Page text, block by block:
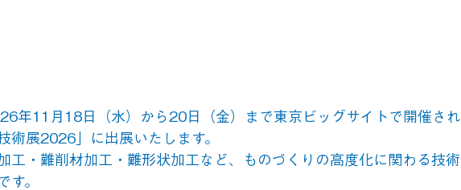
年11月18日（水）から20日（金）まで東京ビッグサイトで開催され
術展2026」に出展いたします。
工・難削材加工・難形状加工など、ものづくりの高度化に関わる技術
す。